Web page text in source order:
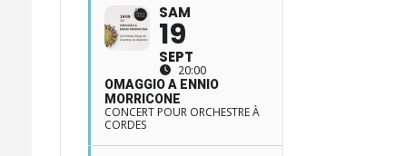
SAM
19
SEPT
20:00
OMAGGIO A ENNIO
MORRICONE
CONCERT POUR ORCHESTRE À
CORDES